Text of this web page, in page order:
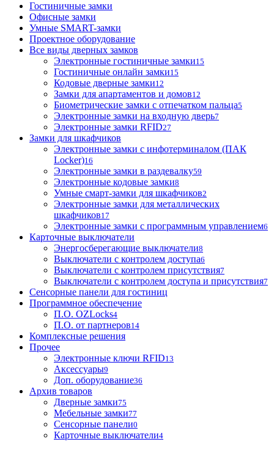
Гостиничные замки
Офисные замки
Умные SMART-замки
Проектное оборудование
Все виды дверных замков
Электронные гостиничные замки15
Гостиничные онлайн замки15
Кодовые дверные замки12
Замки для апартаментов и домов12
Биометрические замки с отпечатком пальца5
Электронные замки на входную дверь7
Электронные замки RFID27
Замки для шкафчиков
Электронные замки с инфотерминалом (ПАК
Locker)16
Электронные замки в раздевалку59
Электронные кодовые замки8
Умные смарт-замки для шкафчиков2
Электронные замки для металлических
шкафчиков17
Электронные замки с программным управлением6
Карточные выключатели
Энергосберегающие выключатели8
Выключатели с контролем доступа6
Выключатели с контролем присутствия7
Выключатели с контролем доступа и присутствия7
Сенсорные панели для гостиниц
Программное обеспечение
П.О. OZLocks4
П.О. от партнеров14
Комплексные решения
Прочее
Электронные ключи RFID13
Аксессуары9
Доп. оборудование36
Архив товаров
Дверные замки75
Мебельные замки77
Сенсорные панели0
Карточные выключатели4